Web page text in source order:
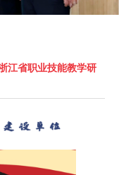
江省职业技能教学研